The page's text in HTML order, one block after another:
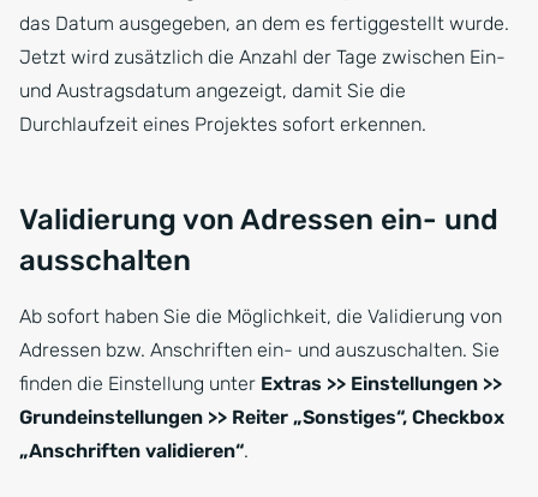
das Datum ausgegeben, an dem es fertiggestellt wurde.
Jetzt wird zusätzlich die Anzahl der Tage zwischen Ein-
und Austragsdatum angezeigt, damit Sie die
Durchlaufzeit eines Projektes sofort erkennen.
Validierung von Adressen ein- und
ausschalten
Ab sofort haben Sie die Möglichkeit, die Validierung von
Adressen bzw. Anschriften ein- und auszuschalten. Sie
finden die Einstellung unter Extras >> Einstellungen >>
Grundeinstellungen >> Reiter „Sonstiges“, Checkbox
„Anschriften validieren“.